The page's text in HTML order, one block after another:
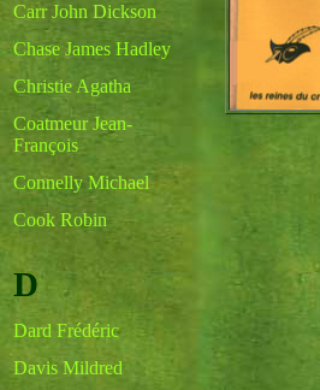
Carr John Dickson
Chase James Hadley
Christie Agatha
Coatmeur Jean-
François
Connelly Michael
Cook Robin
D
Dard Frédéric
Davis Mildred